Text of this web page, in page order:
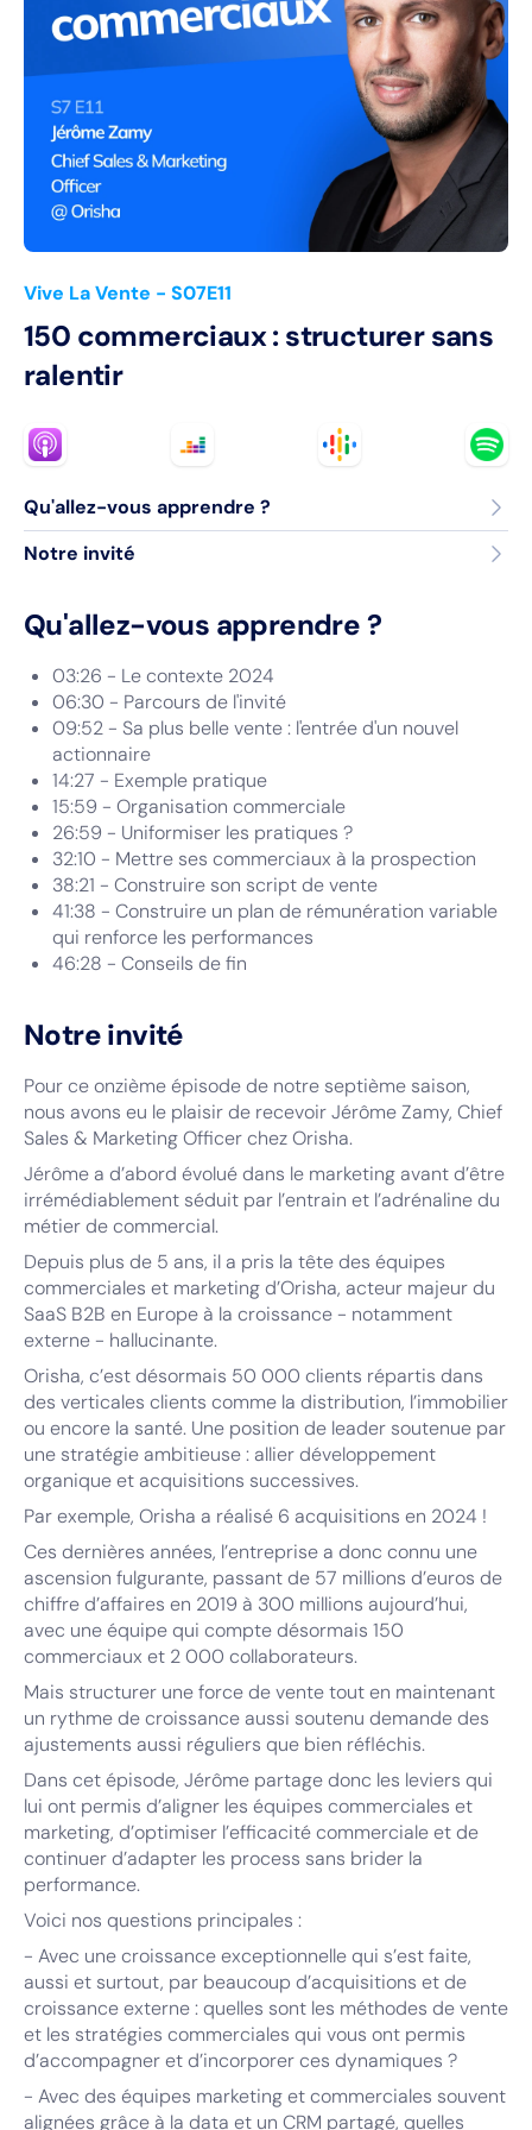
Vive La Vente - S07E11
150 commerciaux : structurer sans
ralentir
Qu'allez-vous apprendre ?
Notre invité
Qu'allez-vous apprendre ?
03:26 - Le contexte 2024
06:30 - Parcours de l'invité
09:52 - Sa plus belle vente : l'entrée d'un nouvel
actionnaire
14:27 - Exemple pratique
15:59 - Organisation commerciale
26:59 - Uniformiser les pratiques ?
32:10 - Mettre ses commerciaux à la prospection
38:21 - Construire son script de vente
41:38 - Construire un plan de rémunération variable
qui renforce les performances
46:28 - Conseils de fin
Notre invité
Pour ce onzième épisode de notre septième saison,
nous avons eu le plaisir de recevoir Jérôme Zamy, Chief
Sales & Marketing Officer chez Orisha.
Jérôme a d’abord évolué dans le marketing avant d’être
irrémédiablement séduit par l’entrain et l’adrénaline du
métier de commercial.
Depuis plus de 5 ans, il a pris la tête des équipes
commerciales et marketing d’Orisha, acteur majeur du
SaaS B2B en Europe à la croissance - notamment
externe - hallucinante.
Orisha, c’est désormais 50 000 clients répartis dans
des verticales clients comme la distribution, l’immobilier
ou encore la santé. Une position de leader soutenue par
une stratégie ambitieuse : allier développement
organique et acquisitions successives.
Par exemple, Orisha a réalisé 6 acquisitions en 2024 !
Ces dernières années, l’entreprise a donc connu une
ascension fulgurante, passant de 57 millions d’euros de
chiffre d’affaires en 2019 à 300 millions aujourd’hui,
avec une équipe qui compte désormais 150
commerciaux et 2 000 collaborateurs.
Mais structurer une force de vente tout en maintenant
un rythme de croissance aussi soutenu demande des
ajustements aussi réguliers que bien réfléchis.
Dans cet épisode, Jérôme partage donc les leviers qui
lui ont permis d’aligner les équipes commerciales et
marketing, d’optimiser l’efficacité commerciale et de
continuer d’adapter les process sans brider la
performance.
Voici nos questions principales :
- Avec une croissance exceptionnelle qui s’est faite,
aussi et surtout, par beaucoup d’acquisitions et de
croissance externe : quelles sont les méthodes de vente
et les stratégies commerciales qui vous ont permis
d’accompagner et d’incorporer ces dynamiques ?
- Avec des équipes marketing et commerciales souvent
alignées grâce à la data et un CRM partagé, quelles